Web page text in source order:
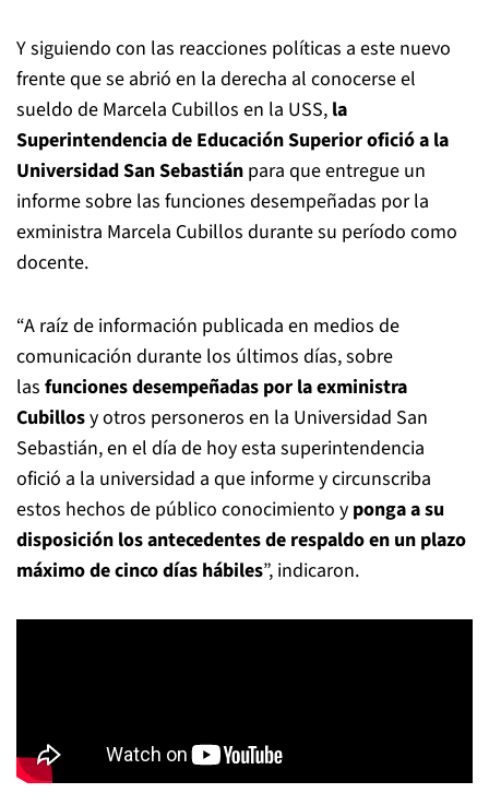
Y siguiendo con las reacciones políticas a este nuevo
frente que se abrió en la derecha al conocerse el
sueldo de Marcela Cubillos en la USS, la
Superintendencia de Educación Superior ofició a la
Universidad San Sebastián para que entregue un
informe sobre las funciones desempeñadas por la
exministra Marcela Cubillos durante su período como
docente.
“A raíz de información publicada en medios de
comunicación durante los últimos días, sobre
las funciones desempeñadas por la exministra
Cubillosy otros personeros en la Universidad San
Sebastián, en el día de hoy esta superintendencia
ofició a la universidad a que informe y circunscriba
estos hechos de público conocimiento y ponga a su
disposición los antecedentes de respaldo en un plazo
máximo de cinco días hábiles”, indicaron.